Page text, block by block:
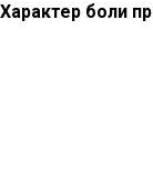
Характер боли